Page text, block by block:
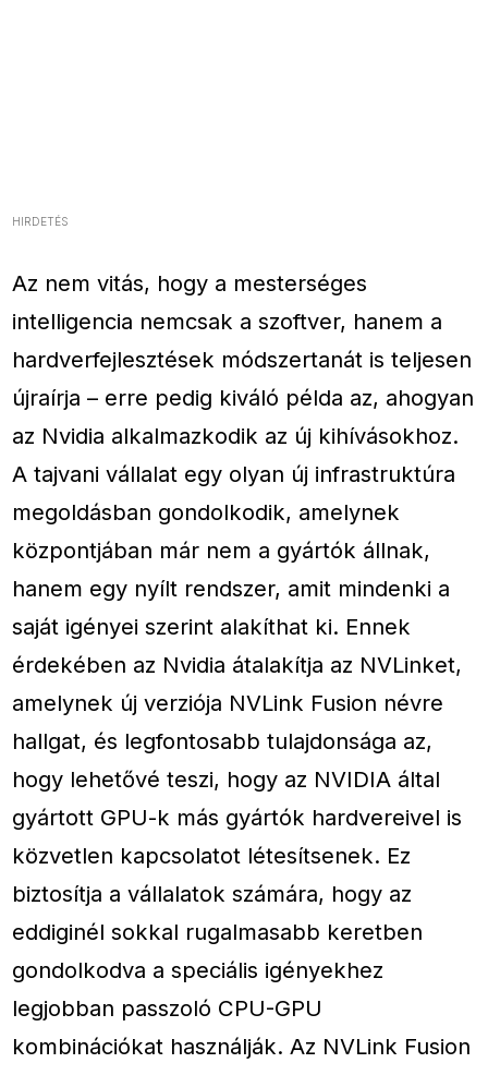
HIRDETÉS
Az nem vitás, hogy a mesterséges
intelligencia nemcsak a szoftver, hanem a
hardverfejlesztések módszertanát is teljesen
újraírja – erre pedig kiváló példa az, ahogyan
az Nvidia alkalmazkodik az új kihívásokhoz.
A tajvani vállalat egy olyan új infrastruktúra
megoldásban gondolkodik, amelynek
központjában már nem a gyártók állnak,
hanem egy nyílt rendszer, amit mindenki a
saját igényei szerint alakíthat ki. Ennek
érdekében az Nvidia átalakítja az NVLinket,
amelynek új verziója NVLink Fusion névre
hallgat, és legfontosabb tulajdonsága az,
hogy lehetővé teszi, hogy az NVIDIA által
gyártott GPU-k más gyártók hardvereivel is
közvetlen kapcsolatot létesítsenek. Ez
biztosítja a vállalatok számára, hogy az
eddiginél sokkal rugalmasabb keretben
gondolkodva a speciális igényekhez
legjobban passzoló CPU-GPU
kombinációkat használják. Az NVLink Fusion